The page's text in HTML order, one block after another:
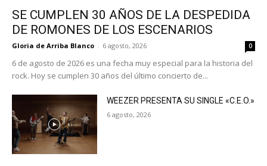
SE CUMPLEN 30 AÑOS DE LA DESPEDIDA
DE ROMONES DE LOS ESCENARIOS
Gloria de Arriba Blanco - 6 agosto, 2026 0
6 de agosto de 2026 es una fecha muy especial para la historia del
rock. Hoy se cumplen 30 años del último concierto de...
WEEZER PRESENTA SU SINGLE «C.E.O.»
6 agosto, 2026